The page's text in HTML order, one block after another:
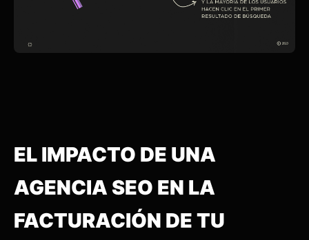
EL IMPACTO DE UNA
AGENCIA SEO EN LA
FACTURACIÓN DE TU